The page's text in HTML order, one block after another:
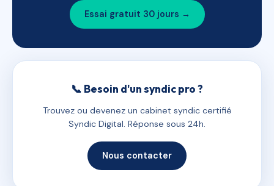
Essai gratuit 30 jours →
📞 Besoin d'un syndic pro ?
Trouvez ou devenez un cabinet syndic certifié
Syndic Digital. Réponse sous 24h.
Nous contacter